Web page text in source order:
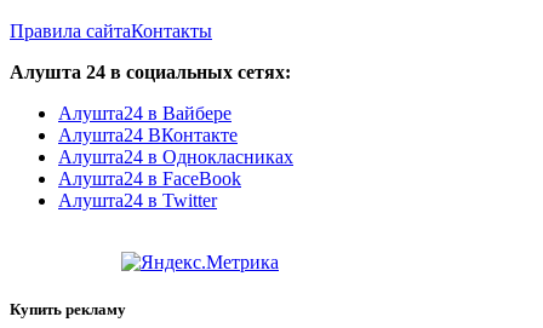
Правила сайтаКонтакты
Алушта 24 в социальных сетях:
Алушта24 в Вайбере
Алушта24 ВКонтакте
Алушта24 в Однокласниках
Алушта24 в FaceBook
Алушта24 в Twitter
Купить рекламу